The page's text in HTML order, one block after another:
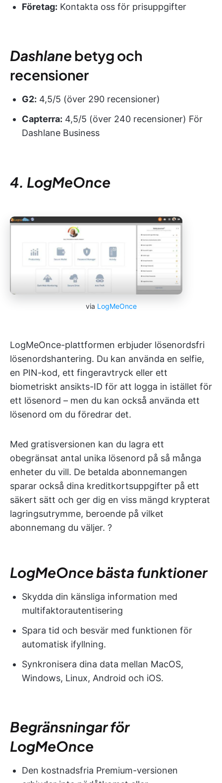
Företag: Kontakta oss för prisuppgifter
Dashlanebetyg och
recensioner
G2: 4,5/5 (över 290 recensioner)
Capterra: 4,5/5 (över 240 recensioner) För
Dashlane Business
4. LogMeOnce
via LogMeOnce
LogMeOnce-plattformen erbjuder lösenordsfri
lösenordshantering. Du kan använda en selfie,
en PIN-kod, ett fingeravtryck eller ett
biometriskt ansikts-ID för att logga in istället för
ett lösenord – men du kan också använda ett
lösenord om du föredrar det.
Med gratisversionen kan du lagra ett
obegränsat antal unika lösenord på så många
enheter du vill. De betalda abonnemangen
sparar också dina kreditkortsuppgifter på ett
säkert sätt och ger dig en viss mängd krypterat
lagringsutrymme, beroende på vilket
abonnemang du väljer. ?
LogMeOnce bästa funktioner
Skydda din känsliga information med
multifaktorautentisering
Spara tid och besvär med funktionen för
automatisk ifyllning.
Synkronisera dina data mellan MacOS,
Windows, Linux, Android och iOS.
Begränsningar för
LogMeOnce
Den kostnadsfria Premium-versionen